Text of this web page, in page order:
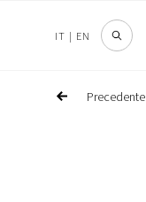
IT | EN
Precedente